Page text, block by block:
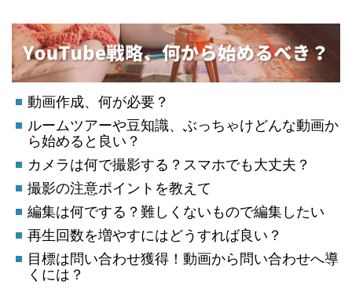
動画作成、何が必要？
ルームツアーや豆知識、ぶっちゃけどんな動画か
ら始めると良い？
カメラは何で撮影する？スマホでも大丈夫？
撮影の注意ポイントを教えて
編集は何でする？難しくないもので編集したい
再生回数を増やすにはどうすれば良い？
目標は問い合わせ獲得！動画から問い合わせへ導
くには？